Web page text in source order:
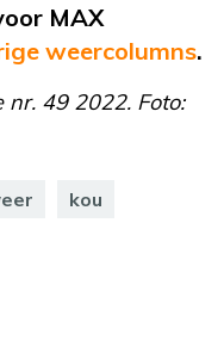
MAX
weercolumns.
nr. 49 2022. Foto:
kou